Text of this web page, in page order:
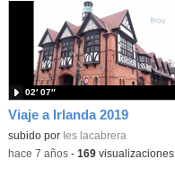
Viaje a Irlanda 2019
subido por Ies lacabrera
02′ 07″
-hace 7 años- 169visualizaciones